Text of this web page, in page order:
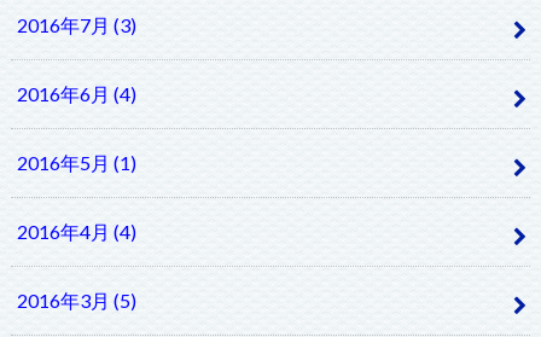
2016年7月 (3)
2016年6月 (4)
2016年5月 (1)
2016年4月 (4)
2016年3月 (5)